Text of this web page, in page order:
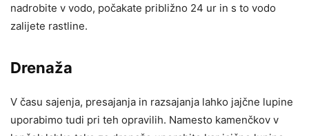
nadrobite v vodo, počakate približno 24 ur in s to vodo
zalijete rastline.
Drenaža
V času sajenja, presajanja in razsajanja lahko jajčne lupine
uporabimo tudi pri teh opravilih. Namesto kamenčkov v